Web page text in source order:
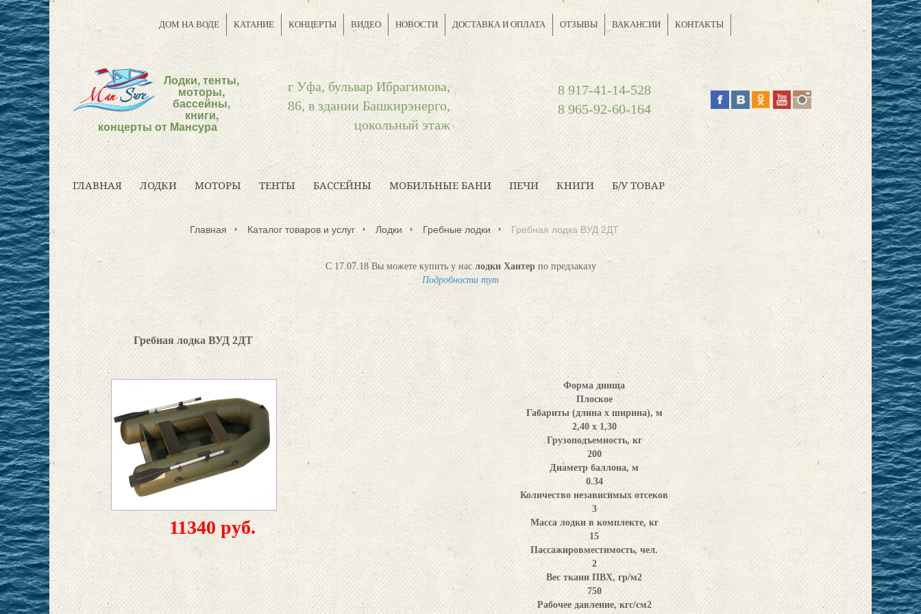
ДОМ НА ВОДЕ КАТАНИЕ КОНЦЕРТЫ ВИДЕО НОВОСТИ ДОСТАВКА И ОПЛАТА ОТЗЫВЫ ВАКАНСИИ КОНТАКТЫ
Лодки, тенты,
моторы,
бассейны,
книги,
концерты от Мансура
г Уфа, бульвар Ибрагимова,
86, в здании Башкирэнерго,
цокольный этаж
8 917-41-14-528
8 965-92-60-164
ГЛАВНАЯ ЛОДКИ МОТОРЫ ТЕНТЫ БАССЕЙНЫ МОБИЛЬНЫЕ БАНИ ПЕЧИ КНИГИ Б/У ТОВАР
Главная Каталог товаров и услуг Лодки Гребные лодки Гребная лодка ВУД 2ДТ
С 17.07.18 Вы можете купить у нас лодки Хантер по предзаказу
Подробности тут
Гребная лодка ВУД 2ДТ
11340 руб.
Форма днища
Плоское
Габариты (длина x ширина), м
2,40 х 1,30
Грузоподъемность, кг
200
Диаметр баллона, м
0.34
Количество независимых отсеков
3
Масса лодки в комплекте, кг
15
Пассажировместимость, чел.
2
Вес ткани ПВХ, гр/м2
750
Рабочее давление, кгс/см2